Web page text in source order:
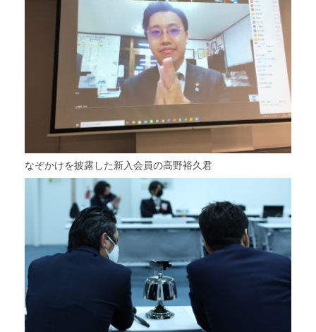
なぞかけを披露した新入会員の高野裕久君